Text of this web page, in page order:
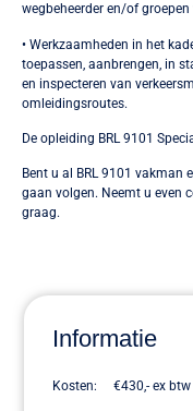
wegbeheerder en/of
• Werkzaamheden in het
toepassen, aanbrengen, in
en inspecteren van
omleidingsroutes.
De opleiding BRL 9101
Bent u al BRL 9101 vakman
gaan volgen. Neemt u even
graag.
Informatie
Kosten: €430,- ex btw